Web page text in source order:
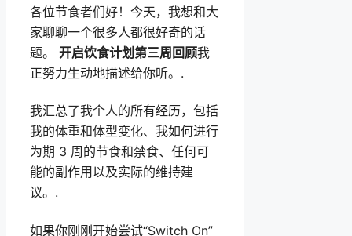
各位节食者们好！今天，我想和大
家聊聊一个很多人都很好奇的话
题。 开启饮食计划第三周回顾我
正努力生动地描述给你听。.
我汇总了我个人的所有经历，包括
我的体重和体型变化、我如何进行
为期 3 周的节食和禁食、任何可
能的副作用以及实际的维持建
议。.
如果你刚刚开始尝试“Switch On”